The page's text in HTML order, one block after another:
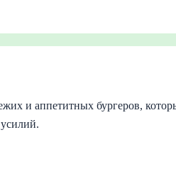
и аппетитных бургеров,